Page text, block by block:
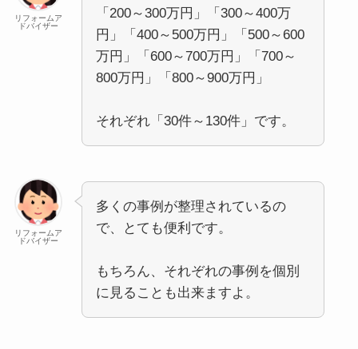
リフォームア
ドバイザー
「200～300万円」「300～400万
円」「400～500万円」「500～600
万円」「600～700万円」「700～
800万円」「800～900万円」
それぞれ「30件～130件」です。
リフォームア
ドバイザー
多くの事例が整理されているの
で、とても便利です。
もちろん、それぞれの事例を個別
に見ることも出来ますよ。